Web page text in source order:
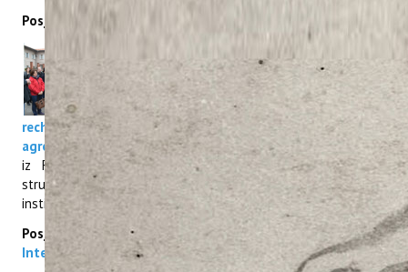
Posjeta studenata iz Lyona
Institut za poljoprivredu i turizam, u petak
08.03.2013. posjetili su studenti treće
godine studija, s institucije „Institut
d'enseignement supérieur et de
recherche en alimentation, santé animale, sciences
agronomiques et environnement Clermont-Ferrand Lyon“,
iz Francuske. Ova posjeta dio je njihovog višednevnog
stručnog posjeta Hrvatskoj tijekom kojeg su posjetili
institucije srodne njihovom znanstveno istraživačkom radu.
Posjeta studenata talijanskog studija
Corso di Laurea
Interateneo in Viticoltura ed Enologia